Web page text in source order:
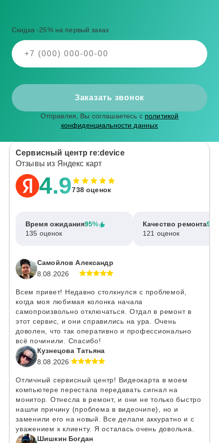
Скидка -25% на первый заказ
Заказать звонок
Отправляя, Вы соглашаетесь с политикой
конфиденциальности данных
Сервисный центр re:device
Отзывы из Яндекс карт
4.9738 оценок
Время ожидания95%
135 оценок
Качество ремонта
121 оценок
Самойлов Александр
8.08.2026
Всем привет! Недавно столкнулся с проблемой,
когда моя любимая колонка начала
самопроизвольно отключаться. Отдал в ремонт в
этот сервис, и они справились на ура. Очень
доволен, что так оперативно и профессионально
всё починили. Спасибо!
Кузнецова Татьяна
8.08.2026
Отличный сервисный центр! Видеокарта в моем
компьютере перестала передавать сигнал на
монитор. Отнесла в ремонт, и они не только быстро
нашли причину (проблема в видеочипе), но и
заменили его на новый. Все делали аккуратно и с
уважением к клиенту. Я осталась очень довольна.
Шишкин Богдан